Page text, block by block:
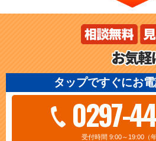
タップですぐにお
0297-
受付時間 9:00～19:00（